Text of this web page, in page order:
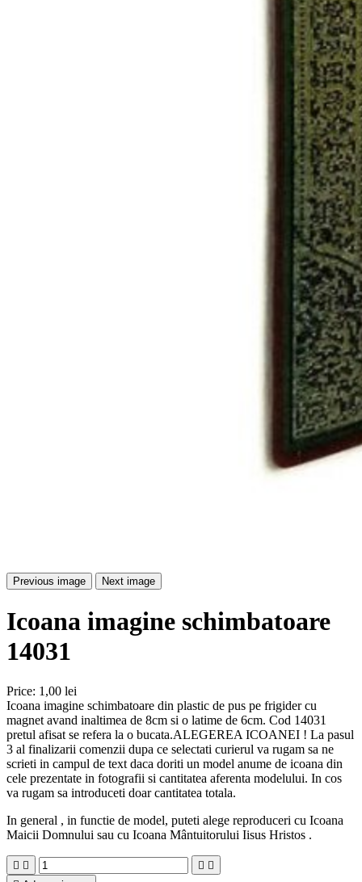
Previous image Next image
Icoana imagine schimbatoare
14031
Price: 1,00 lei
Icoana imagine schimbatoare din plastic de pus pe frigider cu
magnet avand inaltimea de 8cm si o latime de 6cm. Cod 14031
pretul afisat se refera la o bucata.ALEGEREA ICOANEI ! La pasul
3 al finalizarii comenzii dupa ce selectati curierul va rugam sa ne
scrieti in campul de text daca doriti un model anume de icoana din
cele prezentate in fotografii si cantitatea aferenta modelului. In cos
va rugam sa introduceti doar cantitatea totala.
In general , in functie de model, puteti alege reproduceri cu Icoana
Maicii Domnului sau cu Icoana Mântuitorului Iisus Hristos .
   